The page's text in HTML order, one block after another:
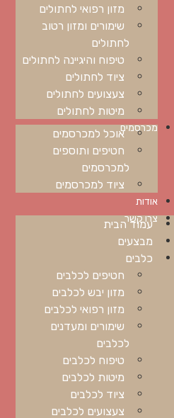
מזון רפואי לחתולים
שימורים ומזון רטוב
לחתולים
טיפוח והיגיינה לחתולים
ציוד לחתולים
צעצועים לחתולים
מיטות לחתולים
מכרסמיםאוכל למכרסמים
חטיפים ותוספים
למכרסמים
ציוד למכרסמים
אודות
צרו קשר
עמוד הבית
מבצעים
כלבים
חטיפים לכלבים
מזון יבש לכלבים
מזון רפואי לכלבים
שימורים ומעדנים
לכלבים
טיפוח לכלבים
מיטות לכלבים
ציוד לכלבים
צעצועים לכלבים